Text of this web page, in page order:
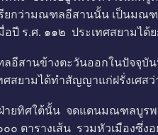
รียกว่ามณฑลอีสานนั้น เป็นม
ปี ร.ศ. ๑๑๒ ประเทศสยามได้
นข้างตะวันออกในปัจจุบันนี้
สยามได้ทำสัญญาแก่ฝรั่งเศ
ศใต้นั้น จดแดนมณฑลบูรพา
๐ ตารางเส้น รวมหัวเมือง